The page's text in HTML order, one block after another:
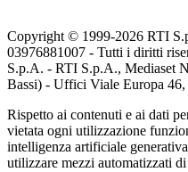
Copyright © 1999-2026 RTI
03976881007 - Tutti i diritti
S.p.A. - RTI S.p.A., Mediaset
Bassi) - Uffici Viale Europa
Rispetto ai contenuti e ai dati
vietata ogni utilizzazione
intelligenza artificiale
utilizzare mezzi automatizzati